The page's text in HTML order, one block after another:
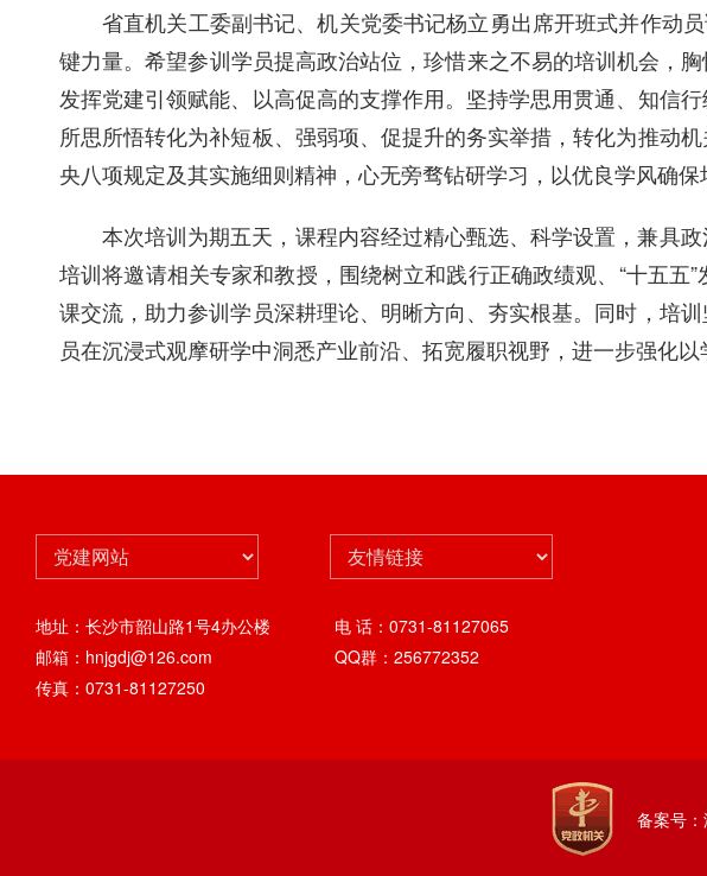
省直机关工委副书记、机关党委书记杨立勇出席开班式并作动
键力量。希望参训学员提高政治站位，珍惜来之不易的培训机会，
发挥党建引领赋能、以高促高的支撑作用。坚持学思用贯通、知信
所思所悟转化为补短板、强弱项、促提升的务实举措，转化为推动
央八项规定及其实施细则精神，心无旁骛钻研学习，以优良学风确
本次培训为期五天，课程内容经过精心甄选、科学设置，兼具
培训将邀请相关专家和教授，围绕树立和践行正确政绩观、“十五
课交流，助力参训学员深耕理论、明晰方向、夯实根基。同时，培
员在沉浸式观摩研学中洞悉产业前沿、拓宽履职视野，进一步强化
地址：长沙市韶山路1号4办公楼
电 话：0731-81127065
邮箱：hnjgdj@126.com
QQ群：256772352
传真：0731-81127250
备案号